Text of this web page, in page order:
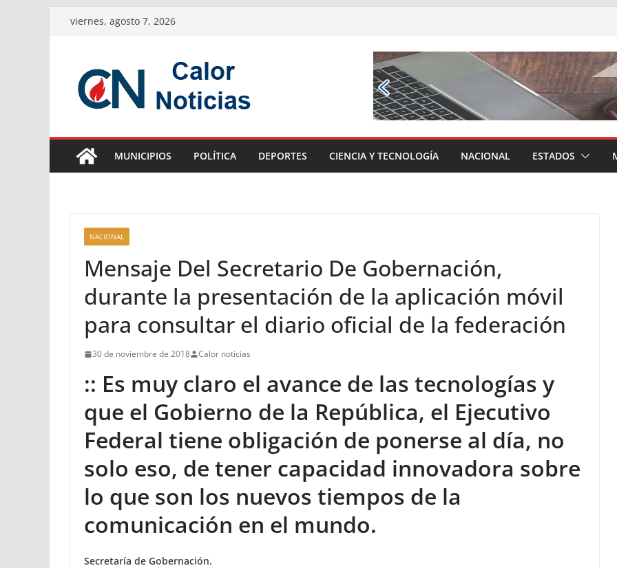
Saltarviernes, agosto 7, 2026
MUNICIPIOS POLÍTICA DEPORTES CIENCIA Y TECNOLOGÍA NACIONAL ESTADOS
NACIONAL
Mensaje Del Secretario De Gobernación,
durante la presentación de la aplicación móvil
para consultar el diario oficial de la federación
30 de noviembre de 2018 Calor noticias
:: Es muy claro el avance de las tecnologías y
que el Gobierno de la República, el Ejecutivo
Federal tiene obligación de ponerse al día, no
solo eso, de tener capacidad innovadora sobre
lo que son los nuevos tiempos de la
comunicación en el mundo.
Secretaría de Gobernación.